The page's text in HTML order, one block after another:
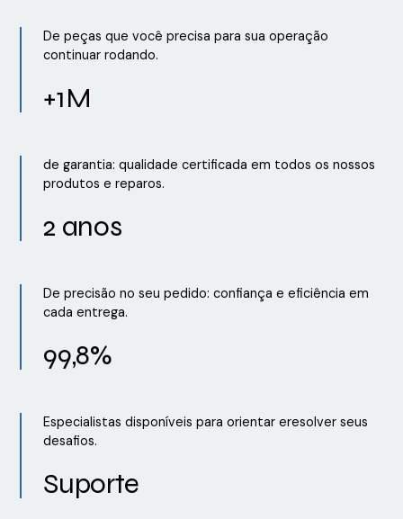
De peças que você precisa para sua operação
continuar rodando.
+1M
de garantia: qualidade certificada em todos os nossos
produtos e reparos.
2 anos
De precisão no seu pedido: confiança e eficiência em
cada entrega.
99,8%
Especialistas disponíveis para orientar eresolver seus
desafios.
Suporte